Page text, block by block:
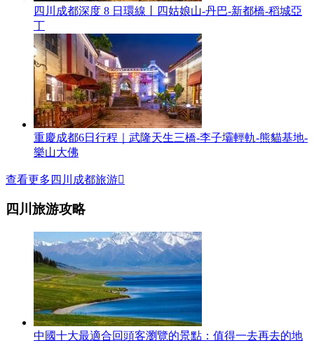
四川成都深度 8 日環線丨四姑娘山-丹巴-新都橋-稻城亞
丁
重慶成都6日行程｜武隆天生三橋-李子壩輕軌-熊貓基地-
樂山大佛
查看更多四川成都旅游
四川旅游攻略
中國十大最適合回頭客瀏覽的景點：值得一去再去的地